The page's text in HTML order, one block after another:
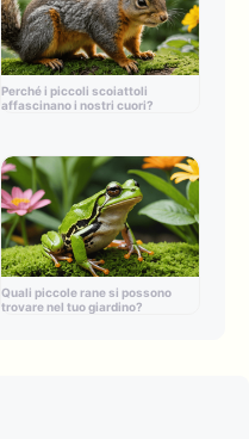
Perché i piccoli scoiattoli
affascinano i nostri cuori?
Quali piccole rane si possono
trovare nel tuo giardino?